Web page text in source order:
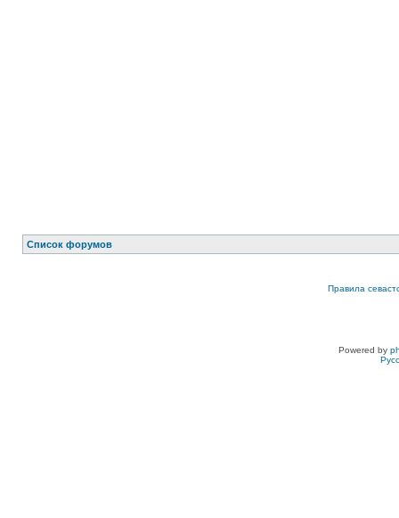
Список форумов
Правила
Powered by